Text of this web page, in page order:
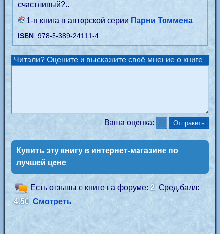
счастливый?..
1-я книга в авторской серии Парни Томмена
ISBN: 978-5-389-24111-4
Читали? Оцените и выскажите своё мнение о книге
Ваша оценка:
Купить эту книгу в интернет-магазине по
лучшей цене
Есть отзывы о книге на форуме:2Сред.балл:
4.50 Смотреть